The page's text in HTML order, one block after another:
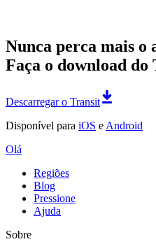
Nunca perca mais o
Faça o download do
Descarregar o Transit
Disponível para iOS e Android
Olá
Regiões
Blog
Pressione
Ajuda
Sobre